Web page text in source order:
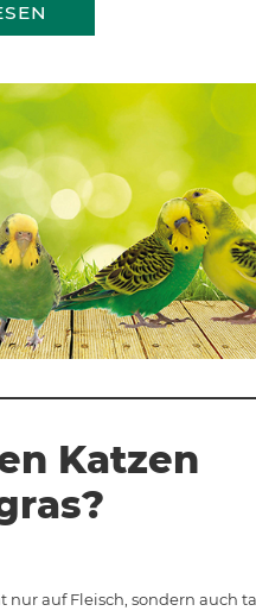
Katzen
nur auf Fleisch, sondern auch